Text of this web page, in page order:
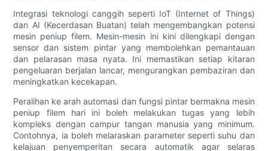
Integrasi teknologi canggih seperti IoT (Internet of Things)
dan AI (Kecerdasan Buatan) telah mengembangkan potensi
mesin peniup filem. Mesin-mesin ini kini dilengkapi dengan
sensor dan sistem pintar yang membolehkan pemantauan
dan pelarasan masa nyata. Ini memastikan setiap kitaran
pengeluaran berjalan lancar, mengurangkan pembaziran dan
meningkatkan kecekapan.
Peralihan ke arah automasi dan fungsi pintar bermakna mesin
peniup filem hari ini boleh melakukan tugas yang lebih
kompleks dengan campur tangan manusia yang minimum.
Contohnya, ia boleh melaraskan parameter seperti suhu dan
kelajuan penyemperitan secara automatik agar selaras